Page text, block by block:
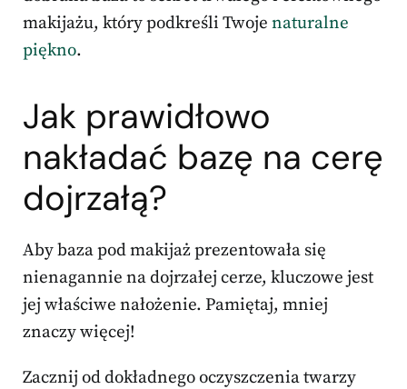
makijażu, który podkreśli Twoje naturalne
piękno.
Jak prawidłowo
nakładać bazę na cerę
dojrzałą?
Aby baza pod makijaż prezentowała się
nienagannie na dojrzałej cerze, kluczowe jest
jej właściwe nałożenie. Pamiętaj, mniej
znaczy więcej!
Zacznij od dokładnego oczyszczenia twarzy